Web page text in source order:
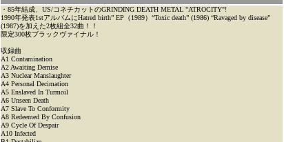
・85年結成、US/コネチカットのGRINDING DEATH METAL "ATROCITY"!
1990年発表1stアルバムにHatred birth” EP（1989）“Toxic death” (1986) “Ravaged by disease”
(1987)を加えた2枚組全32曲！！
限定300枚ブラックヴァイナル！
収録曲
A1 Contamination
A2 Awaiting Demise
A3 Nuclear Manslaughter
A4 Personal Decimation
A5 Enslaved In Turmoil
A6 Unseen Death
A7 Slave To Conformity
A8 Redeemed By Confusion
A9 Cycle Of Despair
A10 Infected